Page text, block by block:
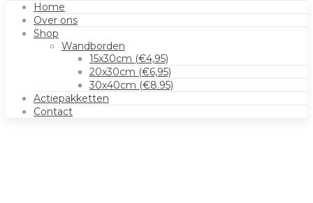
Home
Over ons
Shop
Wandborden
15x30cm (€4,95)
20x30cm (€6,95)
30x40cm (€8.95)
Actiepakketten
Contact